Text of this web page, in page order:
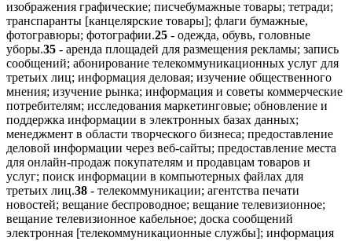
изображения графические; писчебумажные товары; тетради;
транспаранты [канцелярские товары]; флаги бумажные,
фотогравюры; фотографии.25 - одежда, обувь, головные
уборы.35 - аренда площадей для размещения рекламы; запись
сообщений; абонирование телекоммуникационных услуг для
третьих лиц; информация деловая; изучение общественного
мнения; изучение рынка; информация и советы коммерческие
потребителям; исследования маркетинговые; обновление и
поддержка информации в электронных базах данных;
менеджмент в области творческого бизнеса; предоставление
деловой информации через веб-сайты; предоставление места
для онлайн-продаж покупателям и продавцам товаров и
услуг; поиск информации в компьютерных файлах для
третьих лиц.38 - телекоммуникации; агентства печати
новостей; вещание беспроводное; вещание телевизионное;
вещание телевизионное кабельное; доска сообщений
электронная [телекоммуникационные службы]; информация